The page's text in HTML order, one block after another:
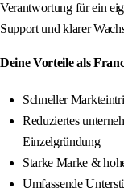
Verantwortung für ein
Support und klarer
Deine Vorteile als
Schneller
Reduziertes
Einzelgründung
Starke Marke &
Umfassende